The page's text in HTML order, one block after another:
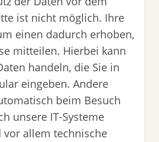
ist nicht möglich. Ihre
einen dadurch erhoben,
mitteilen. Hierbei kann
handeln, die Sie in
eingeben. Andere
beim Besuch
unsere IT-Systeme
vor allem technische